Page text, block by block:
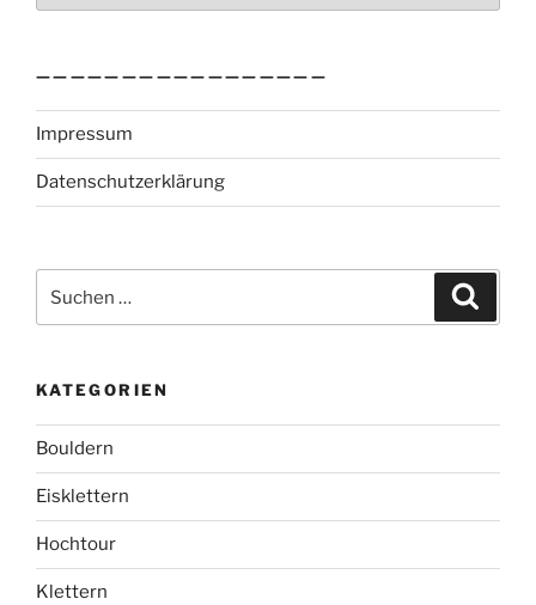
—————————————————
Impressum
Datenschutzerklärung
nach:
KATEGORIEN
Bouldern
Eisklettern
Hochtour
Klettern